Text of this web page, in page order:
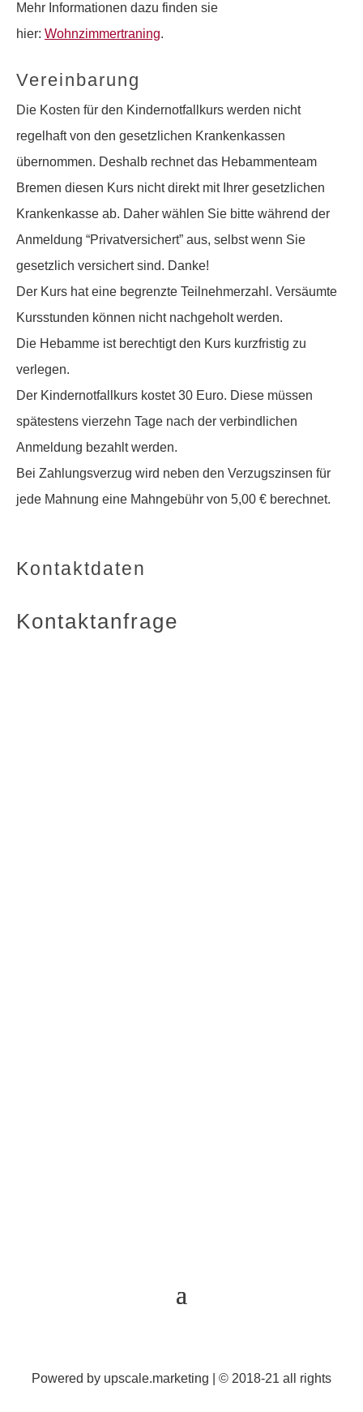
Mehr Informationen dazu finden sie
hier: Wohnzimmertraning.
Vereinbarung
Die Kosten für den Kindernotfallkurs werden nicht
regelhaft von den gesetzlichen Krankenkassen
übernommen. Deshalb rechnet das Hebammenteam
Bremen diesen Kurs nicht direkt mit Ihrer gesetzlichen
Krankenkasse ab. Daher wählen Sie bitte während der
Anmeldung “Privatversichert” aus, selbst wenn Sie
gesetzlich versichert sind. Danke!
Der Kurs hat eine begrenzte Teilnehmerzahl. Versäumte
Kursstunden können nicht nachgeholt werden.
Die Hebamme ist berechtigt den Kurs kurzfristig zu
verlegen.
Der Kindernotfallkurs kostet 30 Euro. Diese müssen
spätestens vierzehn Tage nach der verbindlichen
Anmeldung bezahlt werden.
Bei Zahlungsverzug wird neben den Verzugszinsen für
jede Mahnung eine Mahngebühr von 5,00 € berechnet.
Kontaktdaten
Kontaktanfrage
Powered by upscale.marketing | © 2018-21 all rights